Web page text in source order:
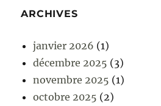
ARCHIVES
janvier 2026 (1)
décembre 2025 (3)
novembre 2025 (1)
octobre 2025 (2)